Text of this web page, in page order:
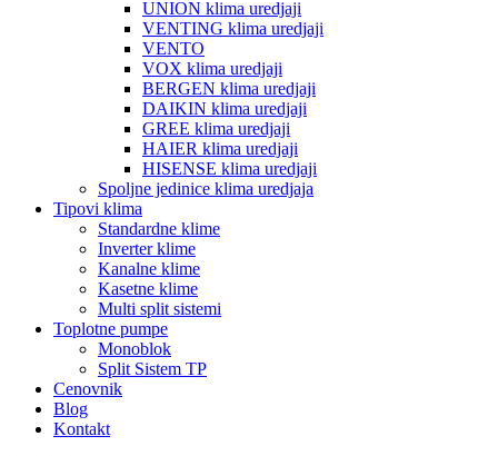
UNION klima uredjaji
VENTING klima uredjaji
VENTO
VOX klima uredjaji
BERGEN klima uredjaji
DAIKIN klima uredjaji
GREE klima uredjaji
HAIER klima uredjaji
HISENSE klima uredjaji
Spoljne jedinice klima uredjaja
Tipovi klima
Standardne klime
Inverter klime
Kanalne klime
Kasetne klime
Multi split sistemi
Toplotne pumpe
Monoblok
Split Sistem TP
Cenovnik
Blog
Kontakt